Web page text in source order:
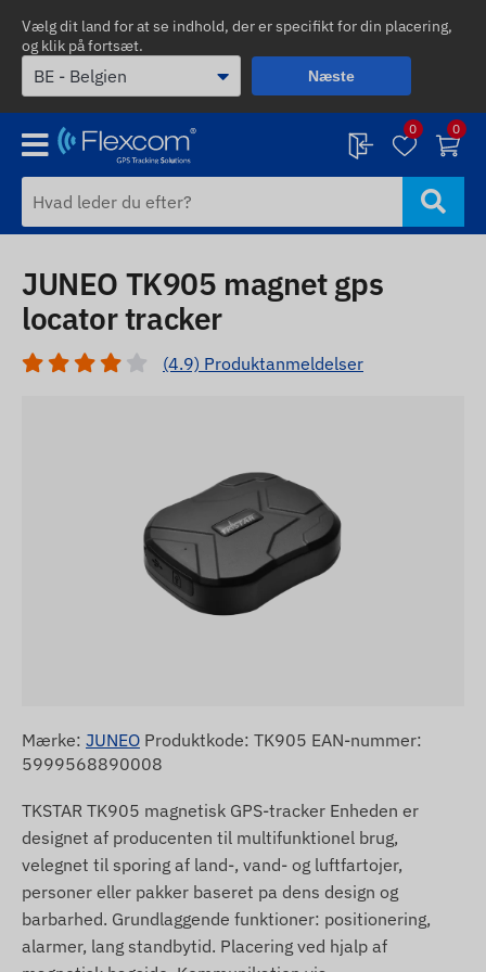
Vælg dit land for at se indhold, der er specifikt for din placering,
og klik på fortsæt.
Næste
0 0
JUNEO TK905 magnet gps
locator tracker
(4.9) Produktanmeldelser
Mærke: JUNEO Produktkode: TK905 EAN-nummer:
5999568890008
TKSTAR TK905 magnetisk GPS-tracker Enheden er
designet af producenten til multifunktionel brug,
velegnet til sporing af land-, vand- og luftfartojer,
personer eller pakker baseret pa dens design og
barbarhed. Grundlaggende funktioner: positionering,
alarmer, lang standbytid. Placering ved hjalp af